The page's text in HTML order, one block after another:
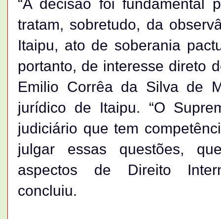
“A decisão foi fundamental
tratam, sobretudo, da
Itaipu, ato de soberania
portanto, de interesse direto
Emilio Corrêa da Silva de
jurídico de Itaipu. “O
judiciário que tem
julgar essas questões,
aspectos de Direito
concluiu.